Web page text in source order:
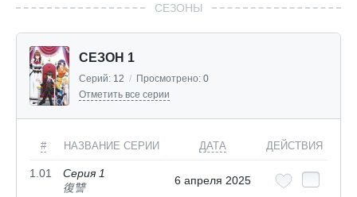
СЕЗОНЫ
СЕЗОН 1
Серий: 12 / Просмотрено: 0
Отметить все серии
# НАЗВАНИЕ СЕРИИ ДАТА ДЕЙСТВИЯ
1.01
Серия 1
復讐
6 апреля 2025